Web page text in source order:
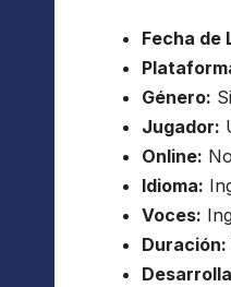
Fecha de
Género:
Jugador:
Online: No
Idioma:
Voces:
Duración: